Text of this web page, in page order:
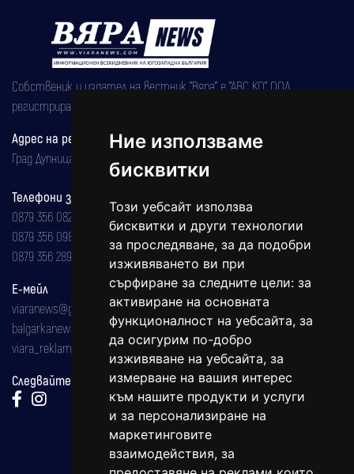
Ние използваме
бисквитки
Този уебсайт използва
бисквитки и други технологии
за проследяване, за да подобри
изживяването ви при
сърфиране за следните цели: за
активиране на основната
функционалност на уебсайта, за
да осигурим по-добро
изживяване на уебсайта, за
измерване на вашия интерес
към нашите продукти и услуги
и за персонализиране на
маркетинговите
взаимодействия, за
Собственик и издател на вестник "Вяра" е "АВС КО" ООД,
регистрирана на 08.05.2002 година.
Адрес на редакцията
Град Дупница, ул.''Христо Ботев" 43
Телефони за реклама и абонаменти
0879 356 082
0879 356 098
0879 356 289
Е-мейл
viaranews@gmail.com
balgarkanews@gmail.com
viara_reklama@mail.bg
Следвайте ни: